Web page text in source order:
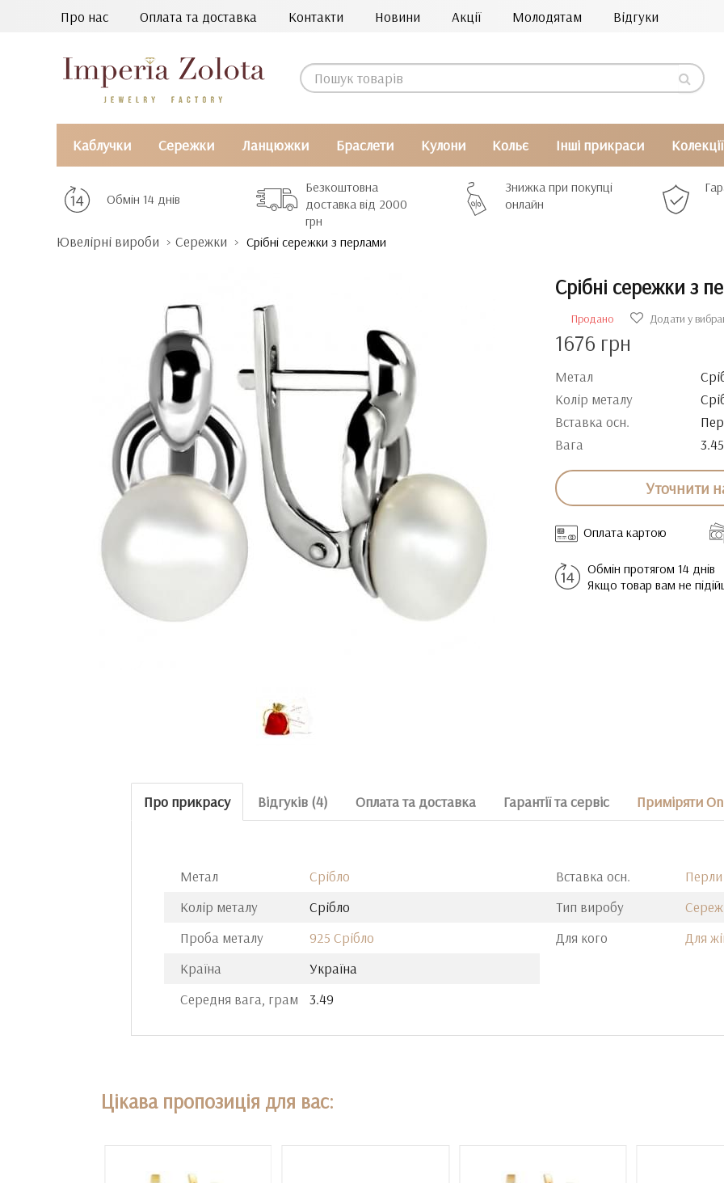
Про нас Оплата та доставка Контакти Новини Акції Молодятам Відгуки
Каблучки Сережки Ланцюжки Браслети Кулони Кольє Інші прикраси Колекції
Обмін 14 днів
Безкоштовна
доставка від 2000
грн
Знижка при покупці
онлайн
Ювелірні вироби Сережки Срібні сережки з перлами
Срібні сережки з
Продано
Додати у
1676 грн
Метал
Колір металу
Вставка осн.
Вага
Уточнити
Оплата картою
Обмін протягом 14 днів
Якщо товар вам не
Про прикрасу Відгуків (4) Оплата та доставка Гарантії та сервіс Приміряти
Метал
Срібло
Колір металу
Срібло
Проба металу
925 Срібло
Країна
Україна
Середня вага, грам
3.49
Вставка осн.
Перли
Тип виробу
Для кого
Для
Цікава пропозиція для вас: